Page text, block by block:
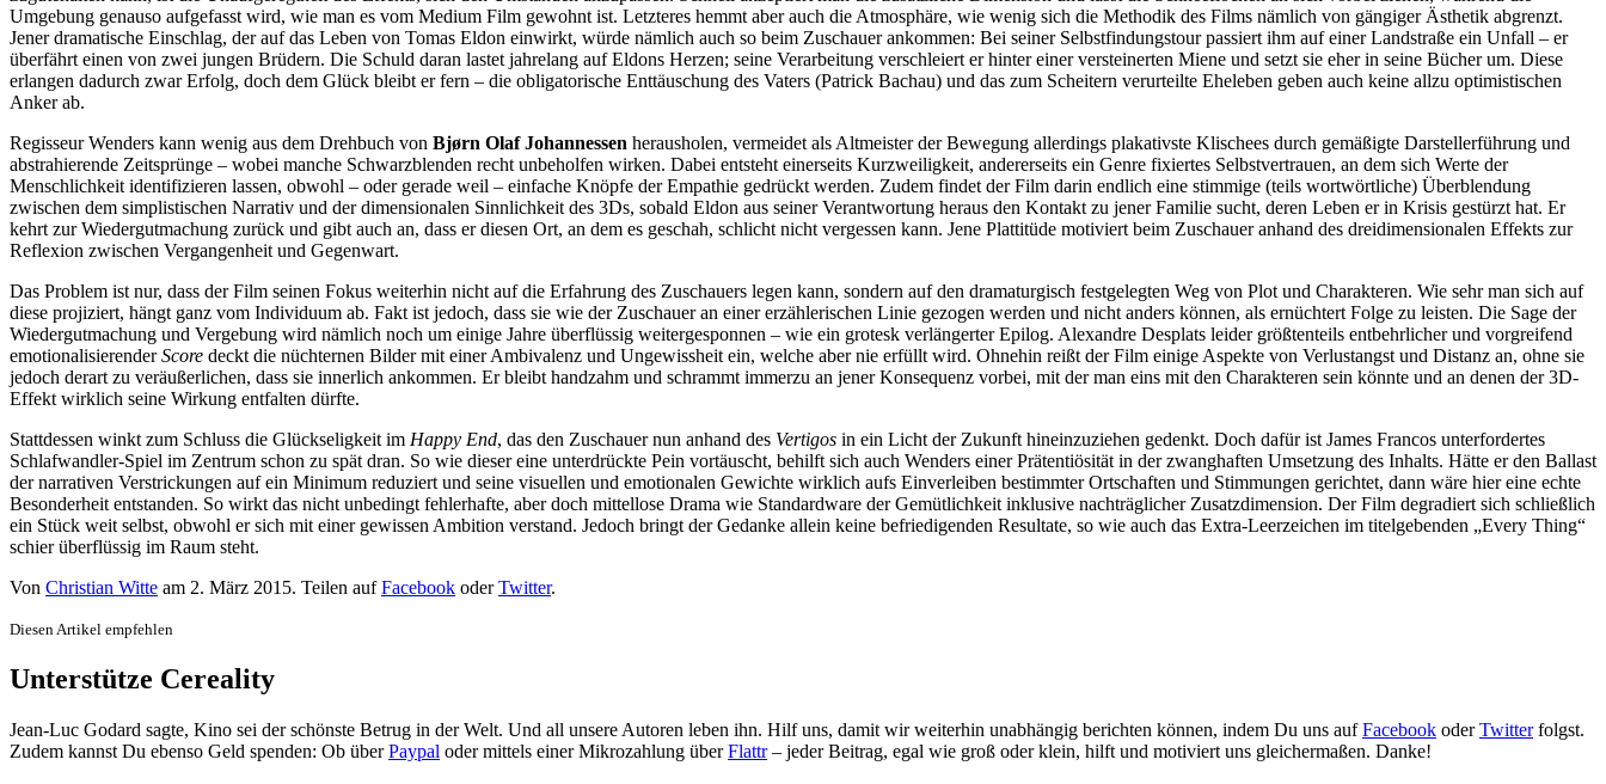
Umgebung genauso aufgefasst wird, wie man es vom Medium Film gewohnt ist. Letzteres hemmt aber auch die Atmosphäre, wie wenig sich die Methodik des Films nämlich von gängiger Ästhetik abgrenzt.
Jener dramatische Einschlag, der auf das Leben von Tomas Eldon einwirkt, würde nämlich auch so beim Zuschauer ankommen: Bei seiner Selbstfindungstour passiert ihm auf einer Landstraße ein Unfall – er
überfährt einen von zwei jungen Brüdern. Die Schuld daran lastet jahrelang auf Eldons Herzen; seine Verarbeitung verschleiert er hinter einer versteinerten Miene und setzt sie eher in seine Bücher um. Diese
erlangen dadurch zwar Erfolg, doch dem Glück bleibt er fern – die obligatorische Enttäuschung des Vaters (Patrick Bachau) und das zum Scheitern verurteilte Eheleben geben auch keine allzu optimistischen
Anker ab.
Regisseur Wenders kann wenig aus dem Drehbuch von Bjørn Olaf Johannessen herausholen, vermeidet als Altmeister der Bewegung allerdings plakativste Klischees durch gemäßigte Darstellerführung und
abstrahierende Zeitsprünge – wobei manche Schwarzblenden recht unbeholfen wirken. Dabei entsteht einerseits Kurzweiligkeit, andererseits ein Genre fixiertes Selbstvertrauen, an dem sich Werte der
Menschlichkeit identifizieren lassen, obwohl – oder gerade weil – einfache Knöpfe der Empathie gedrückt werden. Zudem findet der Film darin endlich eine stimmige (teils wortwörtliche) Überblendung
zwischen dem simplistischen Narrativ und der dimensionalen Sinnlichkeit des 3Ds, sobald Eldon aus seiner Verantwortung heraus den Kontakt zu jener Familie sucht, deren Leben er in Krisis gestürzt hat. Er
kehrt zur Wiedergutmachung zurück und gibt auch an, dass er diesen Ort, an dem es geschah, schlicht nicht vergessen kann. Jene Plattitüde motiviert beim Zuschauer anhand des dreidimensionalen Effekts zur
Reflexion zwischen Vergangenheit und Gegenwart.
Das Problem ist nur, dass der Film seinen Fokus weiterhin nicht auf die Erfahrung des Zuschauers legen kann, sondern auf den dramaturgisch festgelegten Weg von Plot und Charakteren. Wie sehr man sich auf
diese projiziert, hängt ganz vom Individuum ab. Fakt ist jedoch, dass sie wie der Zuschauer an einer erzählerischen Linie gezogen werden und nicht anders können, als ernüchtert Folge zu leisten. Die Sage der
Wiedergutmachung und Vergebung wird nämlich noch um einige Jahre überflüssig weitergesponnen – wie ein grotesk verlängerter Epilog. Alexandre Desplats leider größtenteils entbehrlicher und vorgreifend
emotionalisierenderScore deckt die nüchternen Bilder mit einer Ambivalenz und Ungewissheit ein, welche aber nie erfüllt wird. Ohnehin reißt der Film einige Aspekte von Verlustangst und Distanz an, ohne sie
jedoch derart zu veräußerlichen, dass sie innerlich ankommen. Er bleibt handzahm und schrammt immerzu an jener Konsequenz vorbei, mit der man eins mit den Charakteren sein könnte und an denen der 3D-
Effekt wirklich seine Wirkung entfalten dürfte.
Stattdessen winkt zum Schluss die Glückseligkeit im Happy End, das den Zuschauer nun anhand des Vertigos in ein Licht der Zukunft hineinzuziehen gedenkt. Doch dafür ist James Francos unterfordertes
Schlafwandler-Spiel im Zentrum schon zu spät dran. So wie dieser eine unterdrückte Pein vortäuscht, behilft sich auch Wenders einer Prätentiösität in der zwanghaften Umsetzung des Inhalts. Hätte er den Ballast
der narrativen Verstrickungen auf ein Minimum reduziert und seine visuellen und emotionalen Gewichte wirklich aufs Einverleiben bestimmter Ortschaften und Stimmungen gerichtet, dann wäre hier eine echte
Besonderheit entstanden. So wirkt das nicht unbedingt fehlerhafte, aber doch mittellose Drama wie Standardware der Gemütlichkeit inklusive nachträglicher Zusatzdimension. Der Film degradiert sich schließlich
ein Stück weit selbst, obwohl er sich mit einer gewissen Ambition verstand. Jedoch bringt der Gedanke allein keine befriedigenden Resultate, so wie auch das Extra-Leerzeichen im titelgebenden „Every Thing“
schier überflüssig im Raum steht.
Von Christian Witte am 2. März 2015. Teilen aufFacebook oderTwitter.
Diesen Artikel empfehlen
Unterstütze Cereality
Jean-Luc Godard sagte, Kino sei der schönste Betrug in der Welt. Und all unsere Autoren leben ihn. Hilf uns, damit wir weiterhin unabhängig berichten können, indem Du uns aufFacebook oderTwitterfolgst.
Zudem kannst Du ebenso Geld spenden: Ob überPaypal oder mittels einer Mikrozahlung überFlattr– jeder Beitrag, egal wie groß oder klein, hilft und motiviert uns gleichermaßen. Danke!